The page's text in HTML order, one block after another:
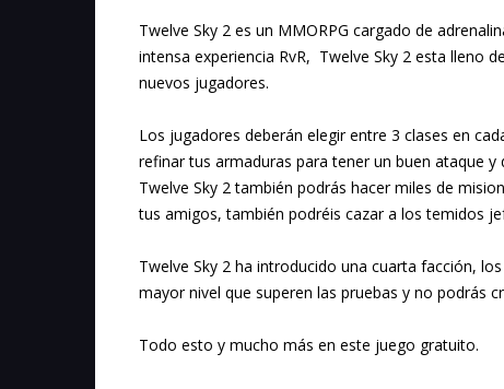
Twelve Sky 2 es un MMORPG cargado de
intensa experiencia RvR, Twelve Sky 2 esta lleno
nuevos jugadores.
Los jugadores deberán elegir entre 3 clases en
refinar tus armaduras para tener un buen ataque
Twelve Sky 2 también podrás hacer miles de
tus amigos, también podréis cazar a los temidos
Twelve Sky 2 ha introducido una cuarta facción,
mayor nivel que superen las pruebas y no podrás
Todo esto y mucho más en este juego gratuito.